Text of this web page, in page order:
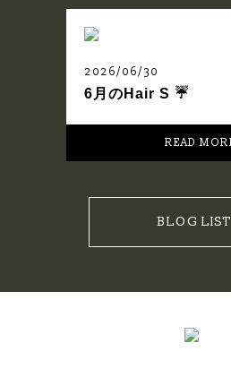
2026/06/30
6月のHair S ☔️
READ
BLOG LIST